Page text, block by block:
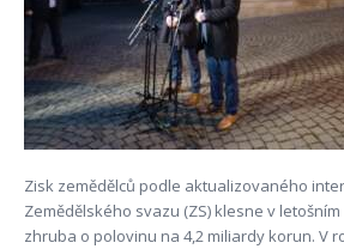
Zisk zemědělců podle aktualizovaného
Zemědělského svazu (ZS) klesne v
zhruba o polovinu na 4,2 miliardy korun. V